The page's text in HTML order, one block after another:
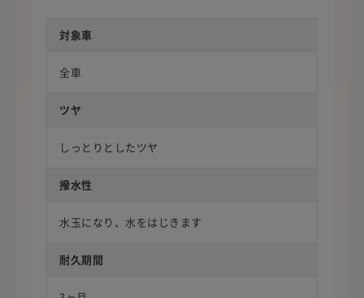
対象車
全車
ツヤ
しっとりとしたツヤ
撥水性
水玉になり、水をはじきます
耐久期間